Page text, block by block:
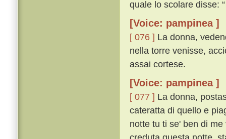
quale lo scolare disse:
[Voice: pampinea ]
[ 076 ] La donna,
nella torre venisse,
assai cortese.
[Voice: pampinea ]
[ 077 ] La donna,
cateratta di quello e
notte tu ti se' ben di